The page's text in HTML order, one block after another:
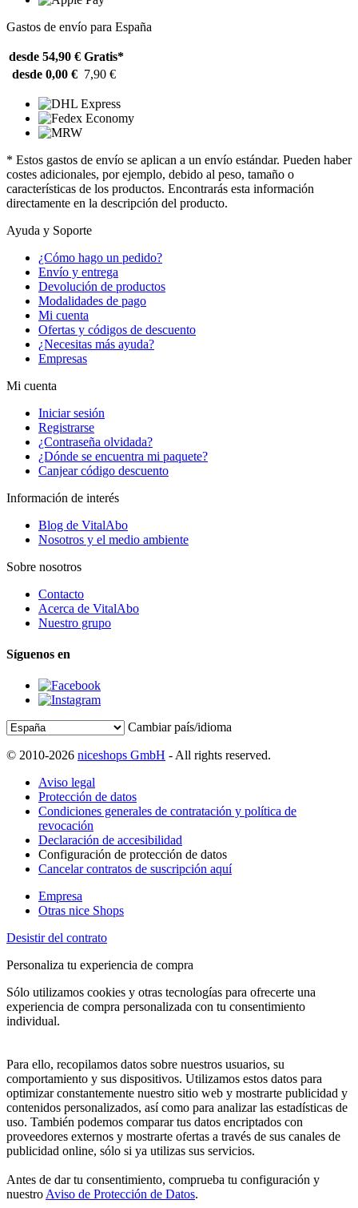
Gastos de envío para España
desde 54,90 € Gratis*
desde 0,00 € 7,90 €
* Estos gastos de envío se aplican a un envío estándar. Pueden haber
costes adicionales, por ejemplo, debido al peso, tamaño o
características de los productos. Encontrarás esta información
directamente en la descripción del producto.
Ayuda y Soporte
¿Cómo hago un pedido?
Envío y entrega
Devolución de productos
Modalidades de pago
Mi cuenta
Ofertas y códigos de descuento
¿Necesitas más ayuda?
Empresas
Mi cuenta
Iniciar sesión
Registrarse
¿Contraseña olvidada?
¿Dónde se encuentra mi paquete?
Canjear código descuento
Información de interés
Blog de VitalAbo
Nosotros y el medio ambiente
Sobre nosotros
Contacto
Acerca de VitalAbo
Nuestro grupo
Síguenos en
Cambiar país/idioma
© 2010-2026 niceshops GmbH - All rights reserved.
Aviso legal
Protección de datos
Condiciones generales de contratación y política de
revocación
Declaración de accesibilidad
Configuración de protección de datos
Cancelar contratos de suscripción aquí
Empresa
Otras nice Shops
Desistir del contrato
Personaliza tu experiencia de compra
Sólo utilizamos cookies y otras tecnologías para ofrecerte una
experiencia de compra personalizada con tu consentimiento
individual.
Para ello, recopilamos datos sobre nuestros usuarios, su
comportamiento y sus dispositivos. Utilizamos estos datos para
optimizar constantemente nuestro sitio web y mostrarte publicidad y
contenidos personalizados, así como para analizar las estadísticas de
uso. También podemos comparar tus datos encriptados con
proveedores externos y mostrarte ofertas a través de sus canales de
publicidad online, sólo si ya utilizas sus servicios.
Antes de dar tu consentimiento, comprueba tu configuración y
nuestro Aviso de Protección de Datos.